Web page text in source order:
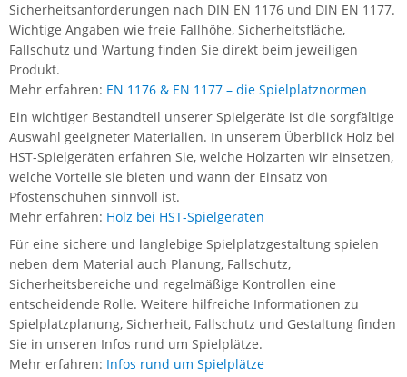
Sicherheitsanforderungen nach DIN EN 1176 und DIN EN 1177.
Wichtige Angaben wie freie Fallhöhe, Sicherheitsfläche,
Fallschutz und Wartung finden Sie direkt beim jeweiligen
Produkt.
Mehr erfahren: EN 1176 & EN 1177 – die Spielplatznormen
Ein wichtiger Bestandteil unserer Spielgeräte ist die sorgfältige
Auswahl geeigneter Materialien. In unserem Überblick Holz bei
HST-Spielgeräten erfahren Sie, welche Holzarten wir einsetzen,
welche Vorteile sie bieten und wann der Einsatz von
Pfostenschuhen sinnvoll ist.
Mehr erfahren: Holz bei HST-Spielgeräten
Für eine sichere und langlebige Spielplatzgestaltung spielen
neben dem Material auch Planung, Fallschutz,
Sicherheitsbereiche und regelmäßige Kontrollen eine
entscheidende Rolle. Weitere hilfreiche Informationen zu
Spielplatzplanung, Sicherheit, Fallschutz und Gestaltung finden
Sie in unseren Infos rund um Spielplätze.
Mehr erfahren: Infos rund um Spielplätze